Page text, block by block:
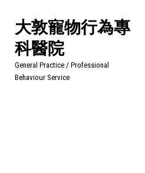
content
大敦寵物行為專
科醫院
General Practice / Professional
Behaviour Service